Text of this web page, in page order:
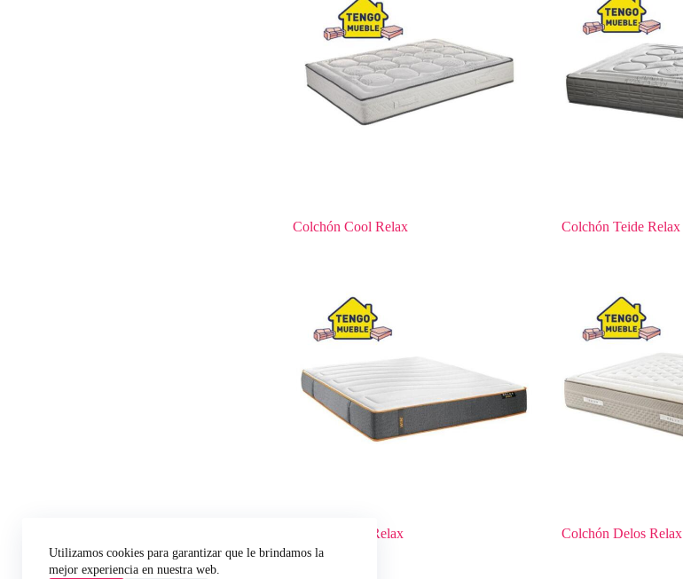
Utilizamos cookies para garantizar que le brindamos la
mejor experiencia en nuestra web.
Colchón Cool Relax Colchón Teide Relax
Colchón Win Relax Colchón Delos Relax